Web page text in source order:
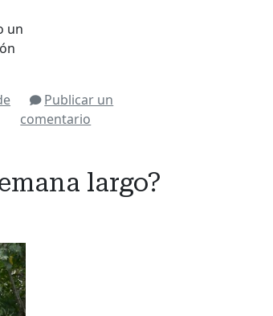
un
Publicar un
comentario
largo?